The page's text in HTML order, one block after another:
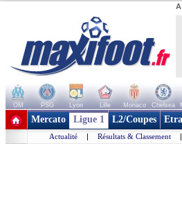
OM PSG Lyon Lille Monaco Chelsea
+ de clubs
Mercato Ligue 1 L2/Coupes
Actualité | Résultats & Classement |